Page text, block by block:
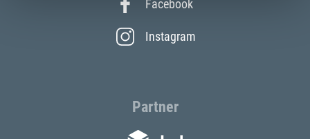
Facebook
Instagram
Partner